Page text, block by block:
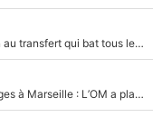
140M€ pour Yan Diomandé : Le PSG a dit non au transfert qui bat tous les records sur le mercato
La crise financière continue de faire des ravages à Marseille : L’OM a placé 12 joueurs sur le marché des transferts… et ça pourrait lui rapporter près de 100M€ !